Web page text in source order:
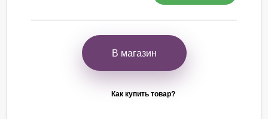
В магазин
Как купить товар?